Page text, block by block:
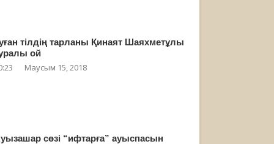
тілдің тарланы Қинаят Шаяхметұлы
ой
Маусым 15, 2018
сөзі “ифтарға” ауыспасын